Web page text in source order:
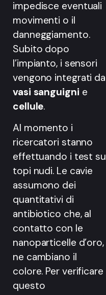
impedisce eventuali
movimenti o il
danneggiamento.
Subito dopo
l’impianto, i sensori
vengono integrati da
vasi sanguigni e
cellule.
Al momento i
ricercatori stanno
effettuando i test su
topi nudi. Le cavie
assumono dei
quantitativi di
antibiotico che, al
contatto con le
nanoparticelle d’oro,
ne cambiano il
colore. Per verificare
questo